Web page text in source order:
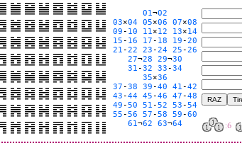
01¬02
03×04 05×06 07×08
09- 10 11×12 13×14
15- 16 17- 18 19-20
21-22 23-24 25-26
27¬28 29¬30
31-32 33-34
35×36
37-38 39-40 41-42
43-44 45-46 47-48
49-50 51-52 53-54
55-56 57-58 59-60
61¬62 63¬64